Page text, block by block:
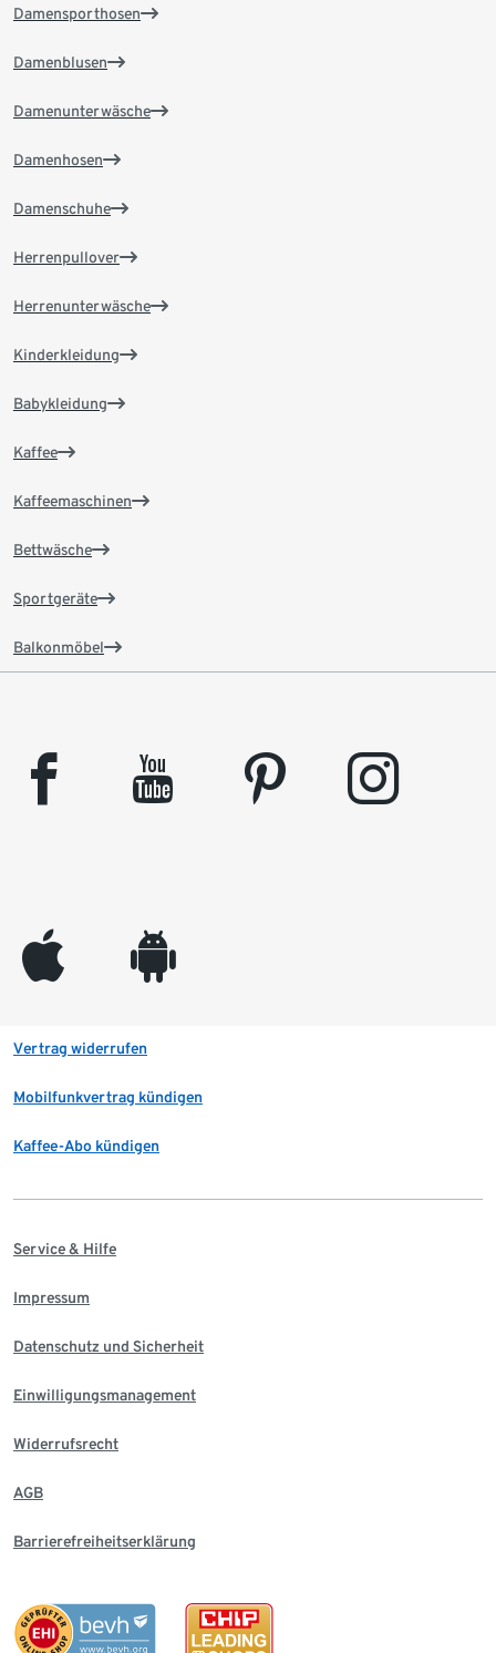
Damensporthosen
Damenblusen
Damenunterwäsche
Damenhosen
Damenschuhe
Herrenpullover
Herrenunterwäsche
Kinderkleidung
Babykleidung
Kaffee
Kaffeemaschinen
Bettwäsche
Sportgeräte
Balkonmöbel
facebook youtube pinterest instagram
appleinc android
Vertrag widerrufen
Mobilfunkvertrag kündigen
Kaffee-Abo kündigen
Service & Hilfe
Impressum
Datenschutz und Sicherheit
Einwilligungsmanagement
Widerrufsrecht
AGB
Barrierefreiheitserklärung